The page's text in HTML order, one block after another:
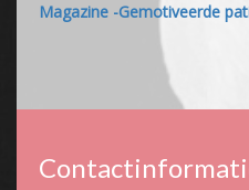
Magazine -Gemotiveerde